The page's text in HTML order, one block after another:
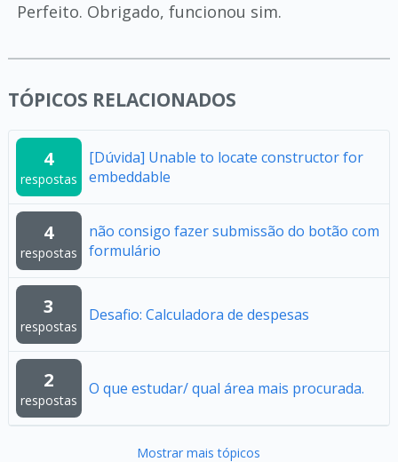
Perfeito. Obrigado, funcionou sim.
TÓPICOS RELACIONADOS
4
respostas
[Dúvida] Unable to locate constructor for
embeddable
4
respostas
não consigo fazer submissão do botão com
formulário
3
respostas
Desafio: Calculadora de despesas
2
respostas
O que estudar/ qual área mais procurada.
Mostrar mais tópicos